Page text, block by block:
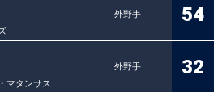
外野手
54
外野手
マタンサス
32